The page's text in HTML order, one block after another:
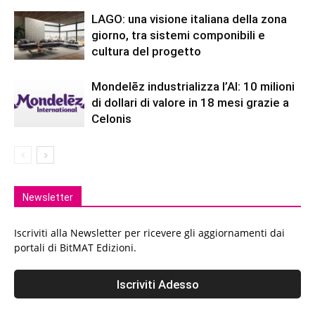
LAGO: una visione italiana della zona
giorno, tra sistemi componibili e
cultura del progetto
Mondelēz industrializza l’AI: 10 milioni
di dollari di valore in 18 mesi grazie a
Celonis
Newsletter
Iscriviti alla Newsletter per ricevere gli aggiornamenti dai
portali di BitMAT Edizioni.